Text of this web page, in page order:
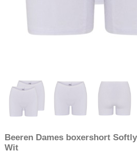
Beeren Dames boxershort
Wit